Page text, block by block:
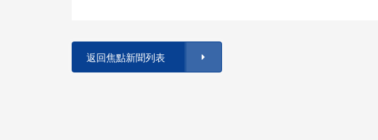
返回焦點新聞列表